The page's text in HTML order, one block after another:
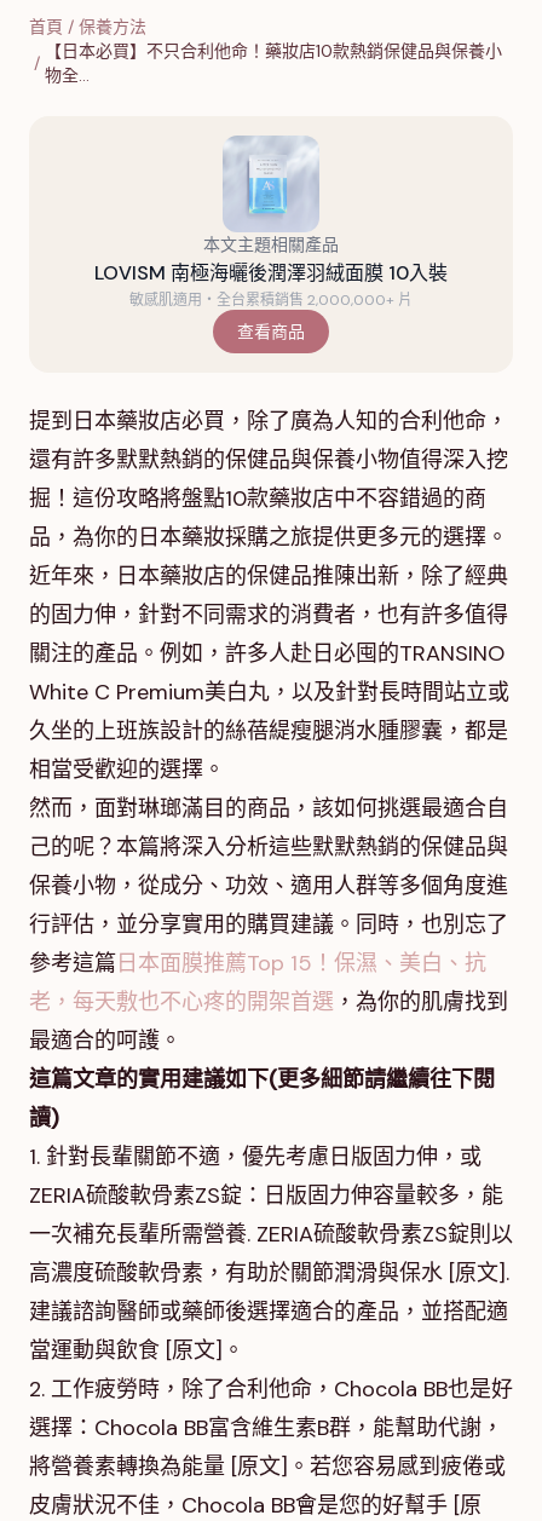
首頁 / 保養方法
/
【日本必買】不只合利他命！藥妝店10款熱銷保健品與保養小
物全…
本文主題相關產品
LOVISM 南極海曬後潤澤羽絨面膜 10入裝
敏感肌適用・全台累積銷售 2,000,000+ 片
查看商品
提到日本藥妝店必買，除了廣為人知的合利他命，
還有許多默默熱銷的保健品與保養小物值得深入挖
掘！這份攻略將盤點10款藥妝店中不容錯過的商
品，為你的日本藥妝採購之旅提供更多元的選擇。
近年來，日本藥妝店的保健品推陳出新，除了經典
的固力伸，針對不同需求的消費者，也有許多值得
關注的產品。例如，許多人赴日必囤的TRANSINO
White C Premium美白丸，以及針對長時間站立或
久坐的上班族設計的絲蓓緹瘦腿消水腫膠囊，都是
相當受歡迎的選擇。
然而，面對琳瑯滿目的商品，該如何挑選最適合自
己的呢？本篇將深入分析這些默默熱銷的保健品與
保養小物，從成分、功效、適用人群等多個角度進
行評估，並分享實用的購買建議。同時，也別忘了
參考這篇日本面膜推薦Top 15！保濕、美白、抗
老，每天敷也不心疼的開架首選 ，為你的肌膚找到
最適合的呵護。
這篇文章的實用建議如下(更多細節請繼續往下閱
讀)
1. 針對長輩關節不適，優先考慮日版固力伸，或
ZERIA硫酸軟骨素ZS錠：日版固力伸容量較多，能
一次補充長輩所需營養. ZERIA硫酸軟骨素ZS錠則以
高濃度硫酸軟骨素，有助於關節潤滑與保水 [原文].
建議諮詢醫師或藥師後選擇適合的產品，並搭配適
當運動與飲食 [原文]。
2. 工作疲勞時，除了合利他命，Chocola BB也是好
選擇：Chocola BB富含維生素B群，能幫助代謝，
將營養素轉換為能量 [原文]。若您容易感到疲倦或
皮膚狀況不佳，Chocola BB會是您的好幫手 [原